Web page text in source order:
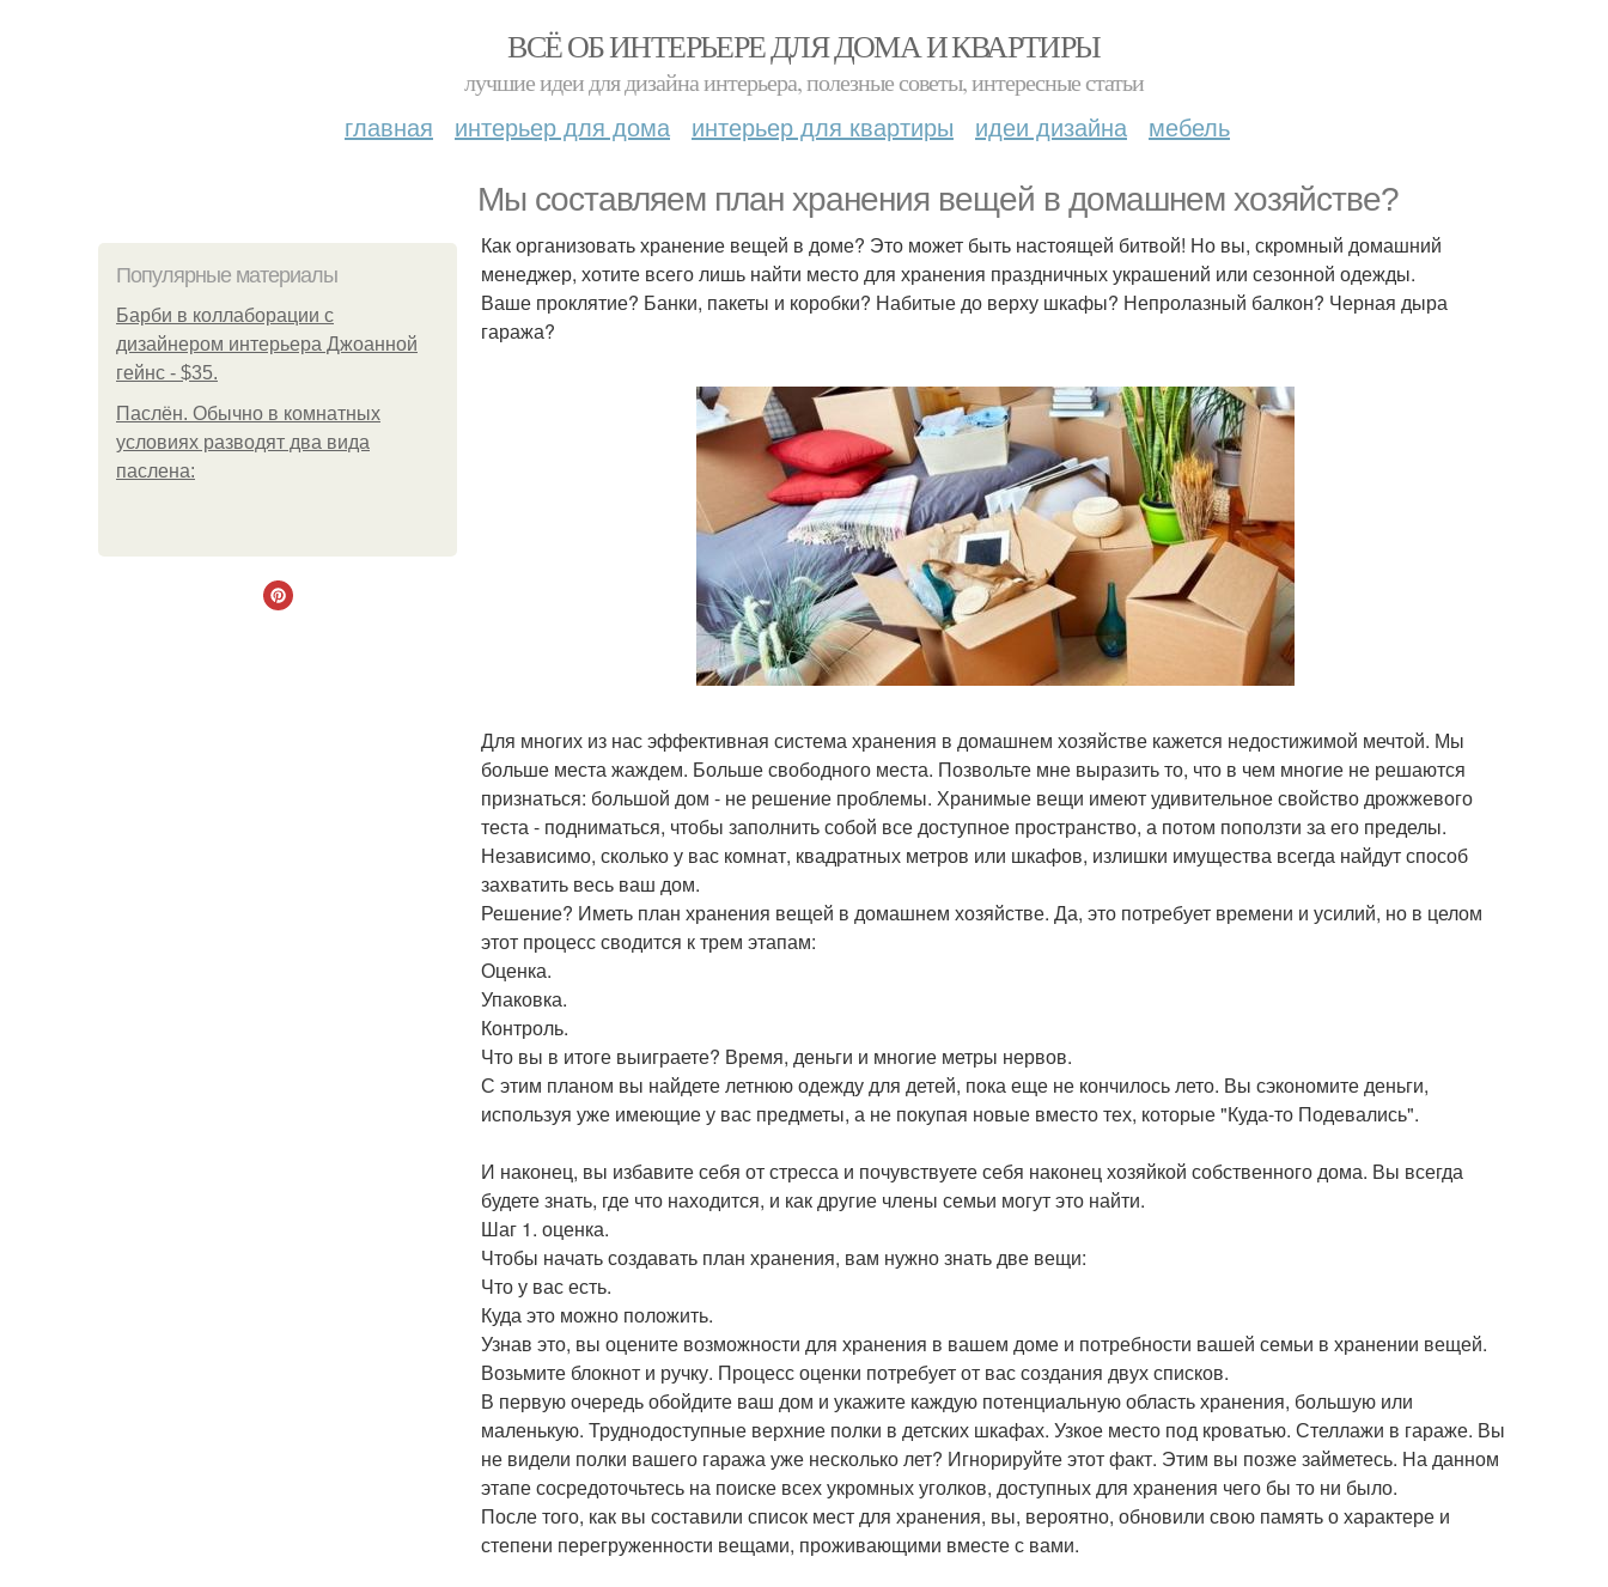
ВСЁ ОБ ИНТЕРЬЕРЕ ДЛЯ ДОМА И КВАРТИРЫ
лучшие идеи для дизайна интерьера, полезные советы, интересные статьи
главная интерьер для дома интерьер для квартиры идеи дизайна мебель
Мы составляем план хранения вещей в домашнем хозяйстве?
Популярные материалы
Барби в коллаборации с
дизайнером интерьера Джоанной
гейнс - $35.
Паслён. Обычно в комнатных
условиях разводят два вида
паслена:
Как организовать хранение вещей в доме? Это может быть настоящей битвой! Но вы, скромный домашний
менеджер, хотите всего лишь найти место для хранения праздничных украшений или сезонной одежды.
Ваше проклятие? Банки, пакеты и коробки? Набитые до верху шкафы? Непролазный балкон? Черная дыра
гаража?
Для многих из нас эффективная система хранения в домашнем хозяйстве кажется недостижимой мечтой. Мы
больше места жаждем. Больше свободного места. Позвольте мне выразить то, что в чем многие не решаются
признаться: большой дом - не решение проблемы. Хранимые вещи имеют удивительное свойство дрожжевого
теста - подниматься, чтобы заполнить собой все доступное пространство, а потом поползти за его пределы.
Независимо, сколько у вас комнат, квадратных метров или шкафов, излишки имущества всегда найдут способ
захватить весь ваш дом.
Решение? Иметь план хранения вещей в домашнем хозяйстве. Да, это потребует времени и усилий, но в целом
этот процесс сводится к трем этапам:
Оценка.
Упаковка.
Контроль.
Что вы в итоге выиграете? Время, деньги и многие метры нервов.
С этим планом вы найдете летнюю одежду для детей, пока еще не кончилось лето. Вы сэкономите деньги,
используя уже имеющие у вас предметы, а не покупая новые вместо тех, которые "Куда-то Подевались".
И наконец, вы избавите себя от стресса и почувствуете себя наконец хозяйкой собственного дома. Вы всегда
будете знать, где что находится, и как другие члены семьи могут это найти.
Шаг 1. оценка.
Чтобы начать создавать план хранения, вам нужно знать две вещи:
Что у вас есть.
Куда это можно положить.
Узнав это, вы оцените возможности для хранения в вашем доме и потребности вашей семьи в хранении вещей.
Возьмите блокнот и ручку. Процесс оценки потребует от вас создания двух списков.
В первую очередь обойдите ваш дом и укажите каждую потенциальную область хранения, большую или
маленькую. Труднодоступные верхние полки в детских шкафах. Узкое место под кроватью. Стеллажи в гараже. Вы
не видели полки вашего гаража уже несколько лет? Игнорируйте этот факт. Этим вы позже займетесь. На данном
этапе сосредоточьтесь на поиске всех укромных уголков, доступных для хранения чего бы то ни было.
После того, как вы составили список мест для хранения, вы, вероятно, обновили свою память о характере и
степени перегруженности вещами, проживающими вместе с вами.